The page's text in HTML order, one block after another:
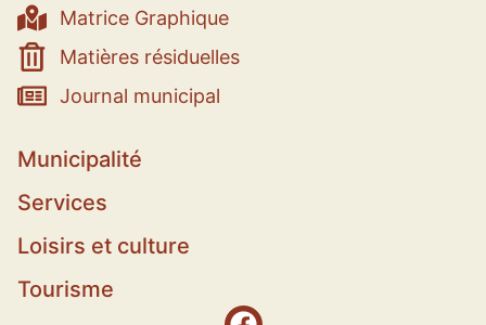
Matrice Graphique
Matières résiduelles
Journal municipal
Municipalité
Services
Loisirs et culture
Tourisme